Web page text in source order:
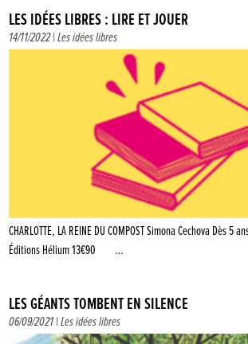
LES IDÉES LIBRES : LIRE ET JOUER
14/11/2022 |Les idées libres
CHARLOTTE, LA REINE DU COMPOST Simona Cechova Dès 5
Éditions Hélium 13€90 …
LES GÉANTS TOMBENT EN SILENCE
06/09/2021 |Les idées libres